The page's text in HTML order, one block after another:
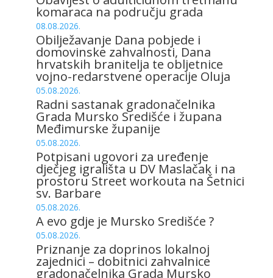
komaraca na području grada
08.08.2026.
Obilježavanje Dana pobjede i
domovinske zahvalnosti, Dana
hrvatskih branitelja te obljetnice
vojno-redarstvene operacije Oluja
05.08.2026.
Radni sastanak gradonačelnika
Grada Mursko Središće i župana
Međimurske županije
05.08.2026.
Potpisani ugovori za uređenje
dječjeg igrališta u DV Maslačak i na
prostoru Street workouta na Šetnici
sv. Barbare
05.08.2026.
A evo gdje je Mursko Središće ?
05.08.2026.
Priznanje za doprinos lokalnoj
zajednici – dobitnici zahvalnice
gradonačelnika Grada Mursko